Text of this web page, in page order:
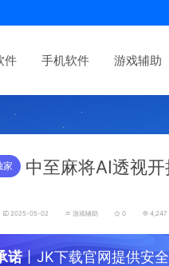
件 手机软件 游戏辅助
家
中至麻将AI透视
2025-05-02 游戏辅助 0 4,247
诺丨JK下载官网提供安